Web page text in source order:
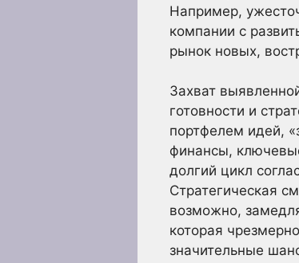
Например,
компании с
рынок новых,
Захват
готовности и
портфелем идей,
финансы,
долгий цикл
Стратегическая
возможно,
которая
значительные